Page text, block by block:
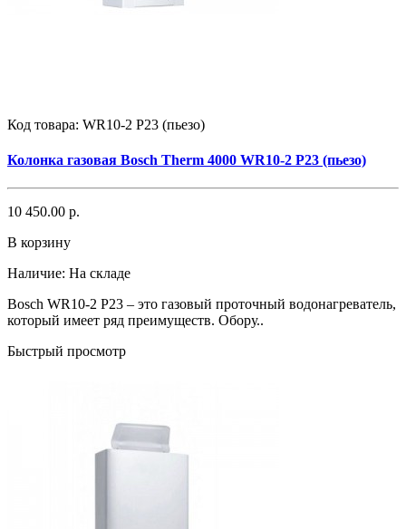
Код товара: WR10-2 P23 (пьезо)
Колонка газовая Bosch Therm 4000 WR10-2 P23 (пьезо)
10 450.00 р.
В корзину
Наличие: На складе
Bosch WR10-2 P23 – это газовый проточный водонагреватель,
который имеет ряд преимуществ. Обору..
Быстрый просмотр